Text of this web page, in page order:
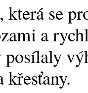
se
a
křesťany.